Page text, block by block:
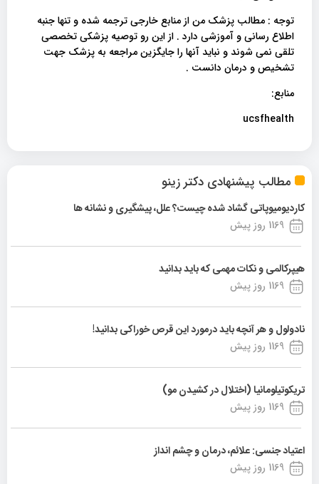
مطالب پیشنهادی دکتر زینو
کاردیومیوپاتی گشاد شده چیست؟ علل، پیشگیری و نشانه ها
1169 روز پیش
هیپرکالمی و نکات مهمی که باید بدانید
1169 روز پیش
نادولول و هر آنچه باید درمورد این قرص خوراکی بدانید!
1169 روز پیش
تریکوتیلومانیا (اختلال در کشیدن مو)
1169 روز پیش
اعتیاد جنسی: علائم، درمان و چشم انداز
1169 روز پیش
توجه : مطالب پزشک من از منابع خارجی ترجمه شده و تنها جنبه
اطلاع رسانی و آموزشی دارد . از این رو توصیه پزشکی تخصصی
تلقی نمی شوند و نباید آنها را جایگزین مراجعه به پزشک جهت
تشخیص و درمان دانست .
منابع:
ucsfhealth